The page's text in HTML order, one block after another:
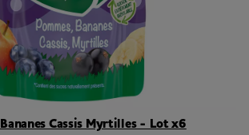
Cassis Myrtilles - Lot x6